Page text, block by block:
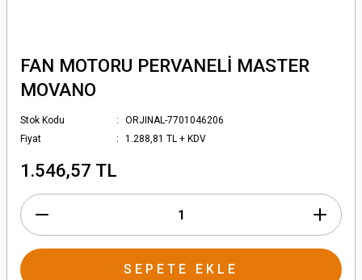
FAN MOTORU PERVANELİ MASTER
MOVANO
Stok Kodu
ORJINAL-7701046206
Fiyat
1.288,81 TL + KDV
1.546,57 TL
SEPETE EKLE